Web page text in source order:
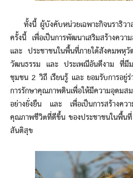
ทั้งนี้ ผู้บังคับหน่วยเฉพาะกิจนราธิวา
ครั้งนี้ เพื่อเป็นการพัฒนาเสริมสร้างควา
และ ประชาชนในพื้นที่ภายใต้สังคมพหุ
วัฒนธรรม และ ประเพณีอันดีงาม ที่มี
ชุมชน 2 วิถี เรียนรู้ และ ยอมรับการอ
การรักษาคุณภาพดินเพื่อให้มีความอุ
อย่างยั่งยืน และ เพื่อเป็นการสร้างค
คุณภาพชีวิตที่ดีขึ้น ของประชาชนในพื้นที่
สันติสุข